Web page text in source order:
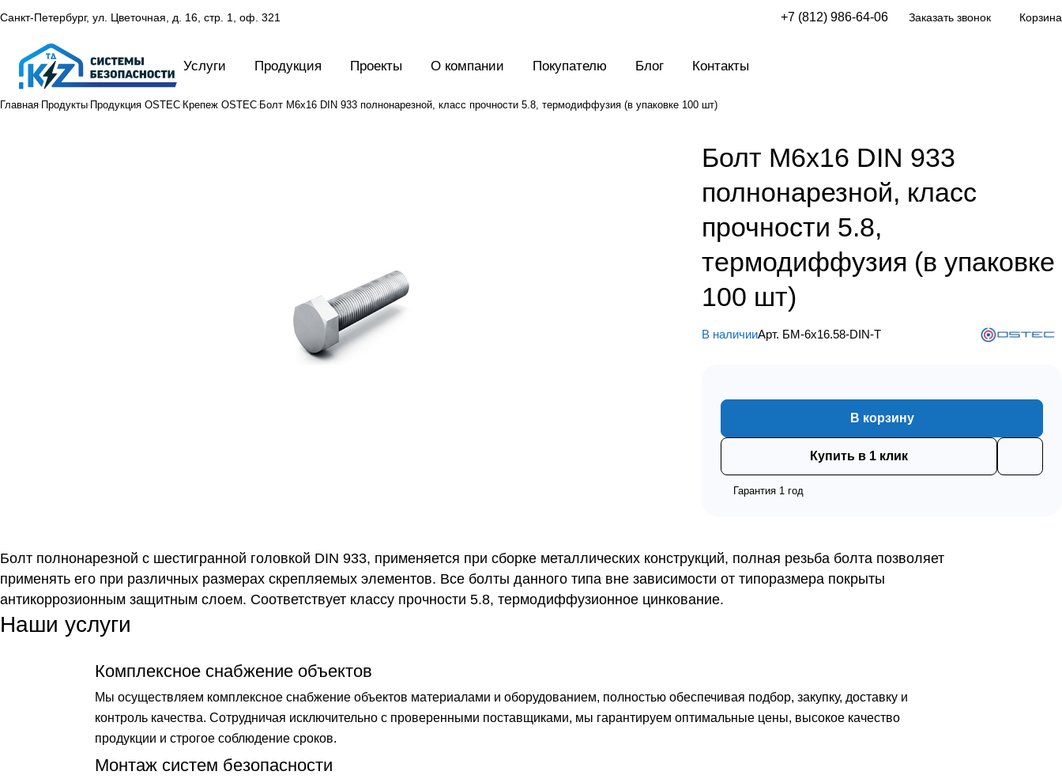
Санкт-Петербург, ул. Цветочная, д. 16, стр. 1, оф. 321 +7 (812) 986-64-06 Заказать звонок Корзина
Услуги Продукция Проекты О компании Покупателю Блог Контакты
Главная Продукты Продукция OSTEC Крепеж OSTEC Болт М6х16 DIN 933 полнонарезной, класс прочности 5.8, термодиффузия (в упаковке 100 шт)
Болт М6х16 DIN 933
полнонарезной, класс
прочности 5.8,
термодиффузия (в упаковке
100 шт)
В наличииАрт. БМ-6х16.58-DIN-Т
В корзину
Купить в 1 клик
Гарантия 1 год
Болт полнонарезной с шестигранной головкой DIN 933, применяется при сборке металлических конструкций, полная резьба болта позволяет
применять его при различных размерах скрепляемых элементов. Все болты данного типа вне зависимости от типоразмера покрыты
антикоррозионным защитным слоем. Соответствует классу прочности 5.8, термодиффузионное цинкование.
Наши услуги
Комплексное снабжение объектов
Мы осуществляем комплексное снабжение объектов материалами и оборудованием, полностью обеспечивая подбор, закупку, доставку и
контроль качества. Сотрудничая исключительно с проверенными поставщиками, мы гарантируем оптимальные цены, высокое качество
продукции и строгое соблюдение сроков.
Монтаж систем безопасности